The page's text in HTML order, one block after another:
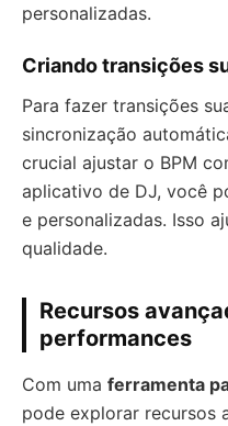
personalizadas.
Criando transições
Para fazer transições
sincronização
crucial ajustar o BPM
aplicativo de DJ, você
e personalizadas. Isso
qualidade.
Recursos
performances
Com uma ferramenta
pode explorar recursos